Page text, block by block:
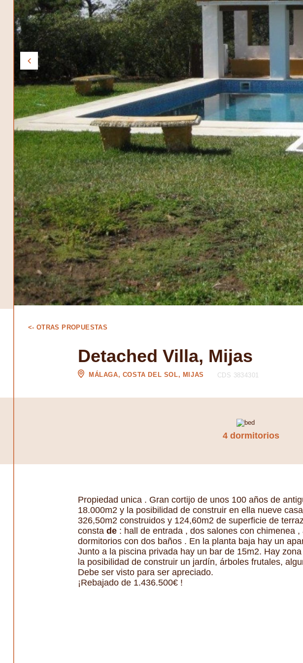
<- OTRAS PROPUESTAS
Detached Villa, Mijas
MÁLAGA, COSTA DEL SOL, MIJAS CDS 3834301
4 dormitorios
Propiedad unica . Gran cortijo de unos 100 años de
18.000m2 y la posibilidad de construir en ella nueve
326,50m2 construidos y 124,60m2 de superficie de
consta de: hall de entrada , dos salones con chimenea
dormitorios con dos baños . En la planta baja hay un
Junto a la piscina privada hay un bar de 15m2. Hay
la posibilidad de construir un jardín, árboles frutales,
Debe ser visto para ser apreciado.
¡Rebajado de 1.436.500€ !